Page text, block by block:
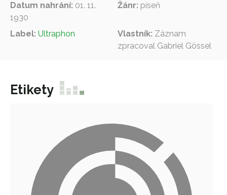
Datum nahrání: 01. 11.
1930
Žánr: píseň
Label: Ultraphon Vlastník: Záznam
zpracoval Gabriel Gössel
Etikety